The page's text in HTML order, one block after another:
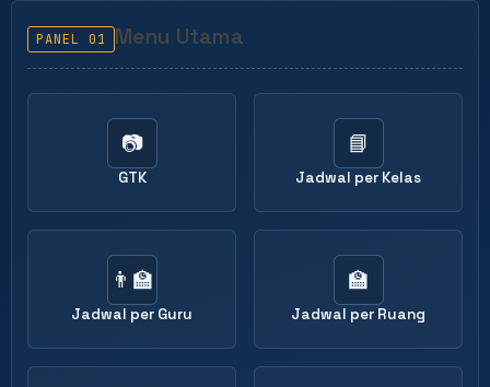
PANEL 01 Menu Utama
📷
GTK
📘
Jadwal per Kelas
👨‍🏫
Jadwal per Guru
🏫
Jadwal per Ruang